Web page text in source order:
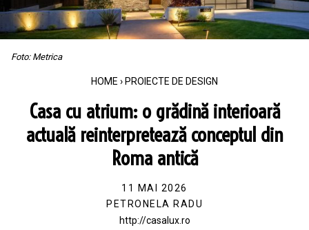
Foto: Metrica
HOME › PROIECTE DE DESIGN
Casa cu atrium: o grădină interioară
actuală reinterpretează conceptul din
Roma antică
11 MAI 2026
PETRONELA RADU
http://casalux.ro